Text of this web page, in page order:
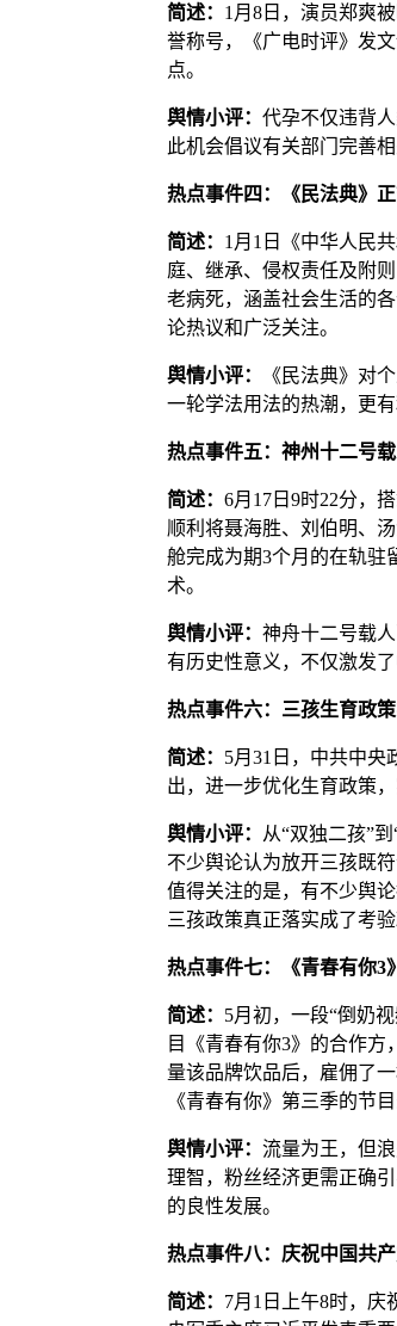
简述： 1月8日，演员郑爽
誉称号，《广电时评》发
点。
舆情小评： 代孕不仅违背
此机会倡议有关部门完善
热点事件四：《民法典》
简述： 1月1日《中华人民
庭、继承、侵权责任及附
老病死，涵盖社会生活的
论热议和广泛关注。
舆情小评：
《民法典》对
一轮学法用法的热潮，更
热点事件五：神州十二号
简述： 6月17日9时22分，
顺利将聂海胜、刘伯明、
舱完成为期3个月的在轨驻
术。
舆情小评： 神舟十二号载
有历史性意义，不仅激发
热点事件六：三孩生育政
简述： 5月31日，中共中央
出，进一步优化生育政策
舆情小评：
从“双独二孩”
不少舆论认为放开三孩既
值得关注的是，有不少舆
三孩政策真正落实成了考验
热点事件七：《青春有你3
简述： 5月初，一段“倒奶
目《青春有你3》的合作
量该品牌饮品后，雇佣了
《青春有你》第三季的节目
舆情小评： 流量为王，但
理智，粉丝经济更需正确
的良性发展。
热点事件八：庆祝中国共
简述： 7月1日上午8时，庆